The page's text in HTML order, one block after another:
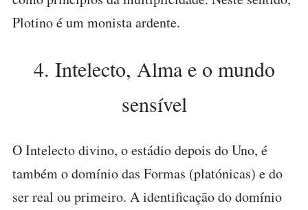
Plotino é um monista ardente.
4. Intelecto, Alma e o mundo
sensível
O Intelecto divino, o estádio depois do Uno, é
também o domínio das Formas (platónicas) e do
ser real ou primeiro. A identificação do domínio